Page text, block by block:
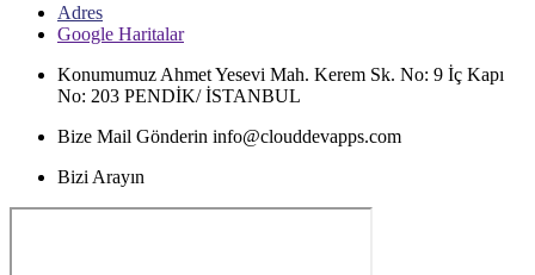
Adres
Google Haritalar
Konumumuz Ahmet Yesevi Mah. Kerem Sk. No: 9 İç Kapı
No: 203 PENDİK/ İSTANBUL
Bize Mail Gönderin info@clouddevapps.com
Bizi Arayın